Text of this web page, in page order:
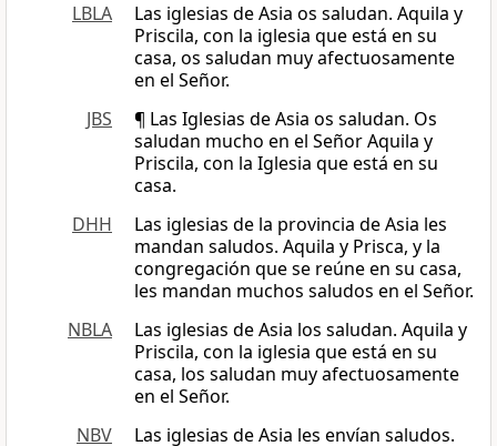
LBLA
Las iglesias de Asia os saludan. Aquila y
Priscila, con la iglesia que está en su
casa, os saludan muy afectuosamente
en el Señor.
JBS
¶ Las Iglesias de Asia os saludan. Os
saludan mucho en el Señor Aquila y
Priscila, con la Iglesia que está en su
casa.
DHH
Las iglesias de la provincia de Asia les
mandan saludos. Aquila y Prisca, y la
congregación que se reúne en su casa,
les mandan muchos saludos en el Señor.
NBLA
Las iglesias de Asia los saludan. Aquila y
Priscila, con la iglesia que está en su
casa, los saludan muy afectuosamente
en el Señor.
NBV
Las iglesias de Asia les envían saludos.